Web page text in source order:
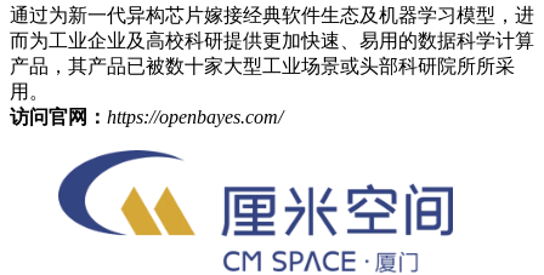
通过为新一代异构芯片嫁接经典软件生态及机器学习模型，进
而为工业企业及高校科研提供更加快速、易用的数据科学计算
产品，其产品已被数十家大型工业场景或头部科研院所所采
用。
访问官网： https://openbayes.com/